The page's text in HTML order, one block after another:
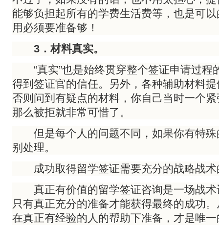
能够负担起所有的学费生活费等，也是可
用必须要准备够！
3．材料真实。
“真实”也是始终贯穿整个签证申请过程
得到签证官的信任。另外，各种辅助材料
否则问到有疑点的材料，你自己当时一个
那么被拒就非常可惜了。
但是每个人的问题不同，如果你有特殊
别处理。
成功取得留学签证需要充分的战略战术
真正有价值的留学签证咨询是一场战术
只有真正充分的准备才能获得最终的成功
在真正有经验的人的帮助下准备，才是唯